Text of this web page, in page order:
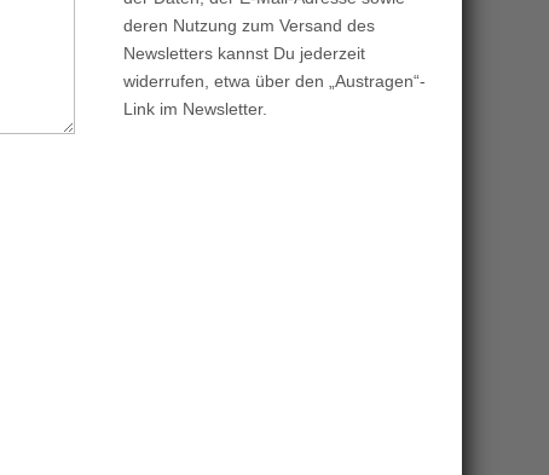
deren Nutzung zum Versand des
Newsletters kannst Du jederzeit
widerrufen, etwa über den „Austragen“-
Link im Newsletter.